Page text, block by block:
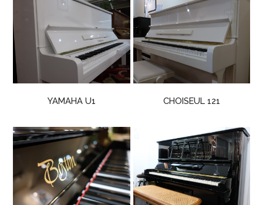
YAMAHA U1 CHOISEUL 121